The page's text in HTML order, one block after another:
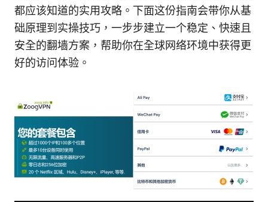
都应该知道的实用攻略。下面这份指南会带你从基
础原理到实操技巧，一步步建立一个稳定、快速且
安全的翻墙方案，帮助你在全球网络环境中获得更
好的访问体验。